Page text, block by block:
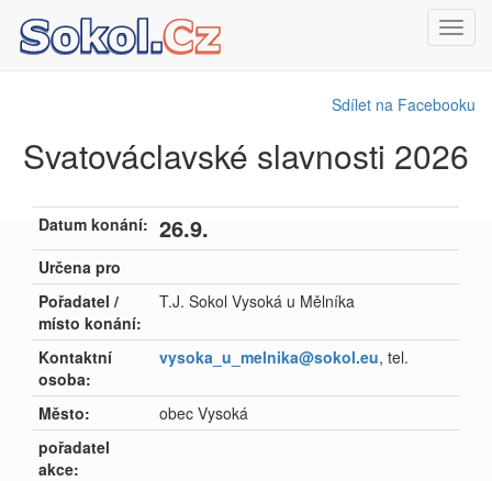
Sdílet na Facebooku
Svatováclavské slavnosti 2026
Datum konání: 26.9.
Určena pro
Pořadatel /
místo konání:
T.J. Sokol Vysoká u Mělníka
Kontaktní
osoba:
vysoka_u_melnika@sokol.eu, tel.
Město:
obec Vysoká
pořadatel
akce: